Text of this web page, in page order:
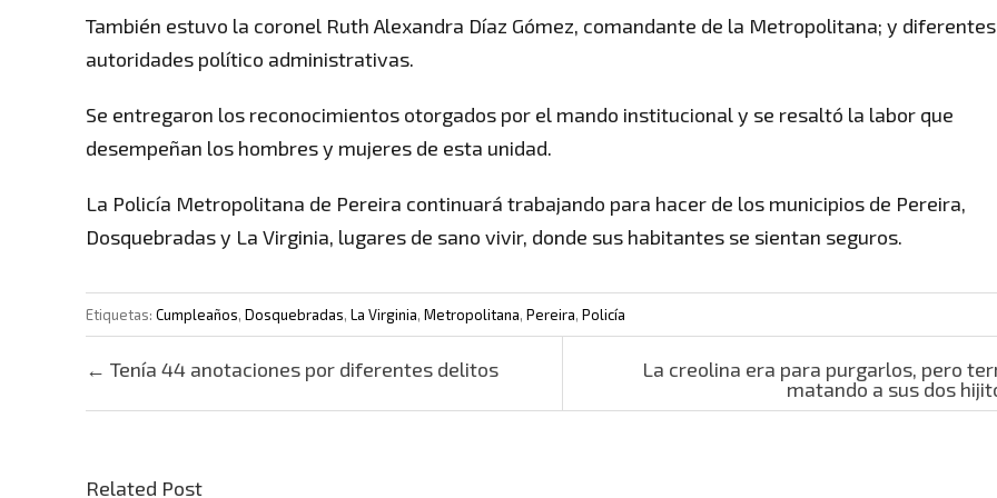
También estuvo la coronel Ruth Alexandra Díaz Gómez, comandante de la Metropolitana; y diferentes
autoridades político administrativas.
Se entregaron los reconocimientos otorgados por el mando institucional y se resaltó la labor que
desempeñan los hombres y mujeres de esta unidad.
La Policía Metropolitana de Pereira continuará trabajando para hacer de los municipios de Pereira,
Dosquebradas y La Virginia, lugares de sano vivir, donde sus habitantes se sientan seguros.
Etiquetas: Cumpleaños, Dosquebradas, La Virginia, Metropolitana, Pereira, Policía
Post navigation
← Tenía 44 anotaciones por diferentes delitos
La creolina era para purgarlos, pero
matando a sus dos
Related Post